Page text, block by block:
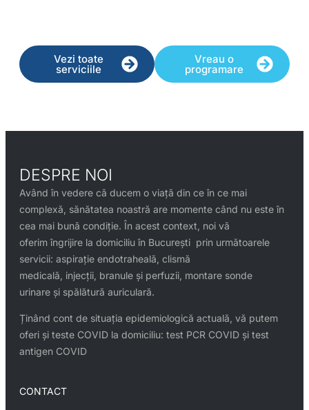
Vezi toate
serviciile
Vreau o
programare
DESPRE NOI
Având în vedere că ducem o viață din ce în ce mai
complexă, sănătatea noastră are momente când nu este în
cea mai bună condiție. În acest context, noi vă
oferim îngrijire la domiciliu în București prin următoarele
servicii: aspirație endotraheală, clismă
medicală, injecții, branule și perfuzii, montare sonde
urinare și spălătură auriculară.
Ținând cont de situația epidemiologică actuală, vă putem
oferi și teste COVID la domiciliu: test PCR COVID și test
antigen COVID
CONTACT